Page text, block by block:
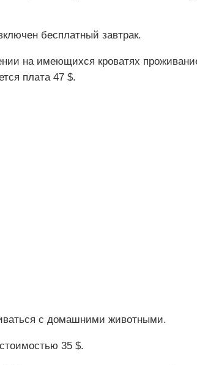
бесплатный завтрак.
на имеющихся кроватях
плата 47 $.
с домашними животными.
35 $.